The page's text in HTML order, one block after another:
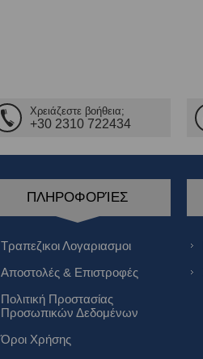
Χρειάζεστε βοήθεια;
+30 2310 722434
ΠΛΗΡΟΦΟΡΊΕΣ
Τραπεζικοι Λογαριασμοι
Αποστολές & Επιστροφές
Πολιτική Προστασίας
Προσωπικών Δεδομένων
Όροι Χρήσης